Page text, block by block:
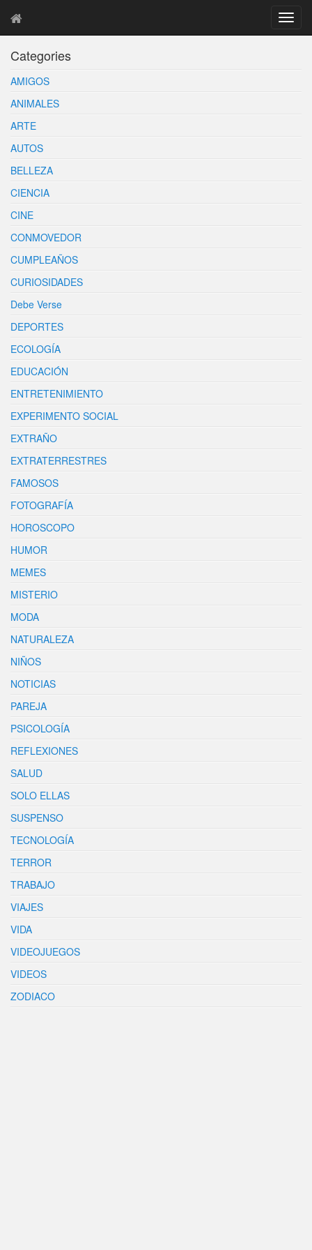
T
o
Categories
AMIGOS
ANIMALES
ARTE
AUTOS
BELLEZA
CIENCIA
CINE
CONMOVEDOR
CUMPLEAÑOS
CURIOSIDADES
Debe Verse
DEPORTES
ECOLOGÍA
EDUCACIÓN
ENTRETENIMIENTO
EXPERIMENTO SOCIAL
EXTRAÑO
EXTRATERRESTRES
FAMOSOS
FOTOGRAFÍA
HOROSCOPO
HUMOR
MEMES
MISTERIO
MODA
NATURALEZA
NIÑOS
NOTICIAS
PAREJA
PSICOLOGÍA
REFLEXIONES
SALUD
SOLO ELLAS
SUSPENSO
TECNOLOGÍA
TERROR
TRABAJO
VIAJES
VIDA
VIDEOJUEGOS
VIDEOS
ZODIACO